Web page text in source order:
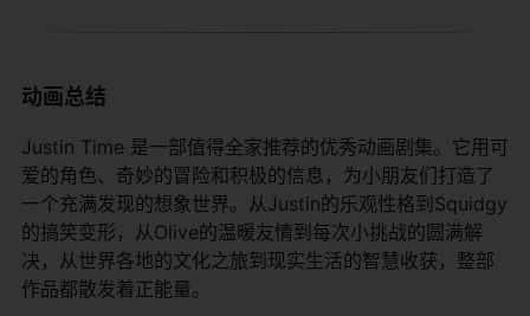
动画总结
Justin Time 是一部值得全家推荐的优秀动画剧集。它用可
爱的角色、奇妙的冒险和积极的信息，为小朋友们打造了
一个充满发现的想象世界。从Justin的乐观性格到Squidgy
的搞笑变形，从Olive的温暖友情到每次小挑战的圆满解
决，从世界各地的文化之旅到现实生活的智慧收获，整部
作品都散发着正能量。